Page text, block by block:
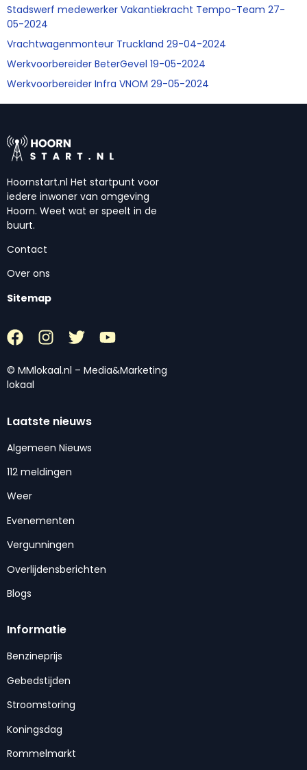
Stadswerf medewerker Vakantiekracht Tempo-Team 27-
05-2024
Vrachtwagenmonteur Truckland 29-04-2024
Werkvoorbereider BeterGevel 19-05-2024
Werkvoorbereider Infra VNOM 29-05-2024
Hoornstart.nl Het startpunt voor
iedere inwoner van omgeving
Hoorn. Weet wat er speelt in de
buurt.
Contact
Over ons
Sitemap
© MMlokaal.nl – Media&Marketing
lokaal
Laatste nieuws
Algemeen Nieuws
112 meldingen
Weer
Evenementen
Vergunningen
Overlijdensberichten
Blogs
Informatie
Benzineprijs
Gebedstijden
Stroomstoring
Koningsdag
Rommelmarkt